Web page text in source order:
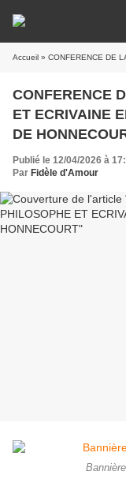
Accueil » CONFERENCE DE LA
CONFERENCE
ET ECRIVAINE
DE
Publié le 12/04/2026 à
Par Fidèle d'Amour